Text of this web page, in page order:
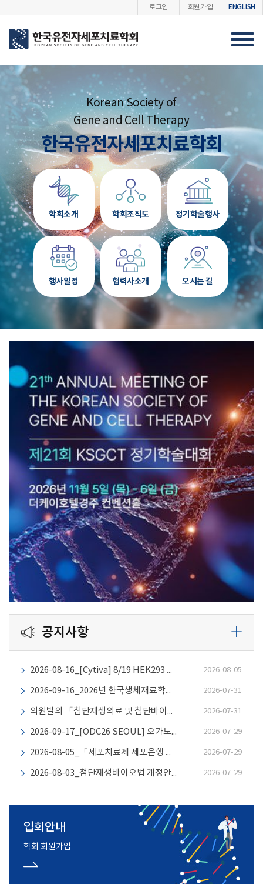
로그인 회원가입 ENGLISH
Korean Society of
Gene and Cell Therapy
한국유전자세포치료학회
학회소개 학회조직도 정기학술행사
행사일정 협력사소개 오시는 길
공지사항
2026-08-16_[Cytiva] 8/19 HEK293 기반 부착세포 공정 scale-up 전략 웨비나 2026-08-05
2026-09-16_2026년 한국생체재료학회 30주년 국제학술대회 및 교육심포지엄 2026-07-31
의원발의 「첨단재생의료 및 첨단바이오의약품 안전 및 지원에 관한 법률」 일부개정법률안 의견조회 (이수진 의원) 2026-07-31
2026-09-17_[ODC26 SEOUL] 오가노이드 디벨로퍼 컨퍼런스 개최 안내 2026-07-29
2026-08-05_「세포치료제 세포은행 평가 가이드라인(민원인 안내서)」개정(안) 의견조회 2026-07-29
2026-08-03_첨단재생바이오법 개정안(박희승의원 발의) 의견조회 2026-07-29
입회안내
학회 회원가입